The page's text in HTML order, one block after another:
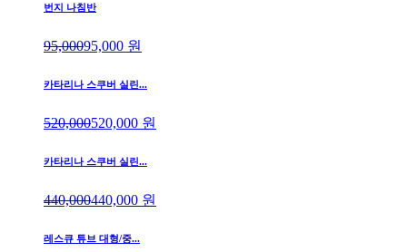
번지 나침반
95,00095,000 원
카타리나 스쿠버 실린...
520,000520,000 원
카타리나 스쿠버 실린...
440,000440,000 원
레스큐 튜브 대형/중...